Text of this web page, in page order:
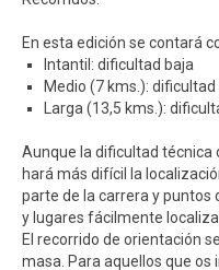
En esta edición se contará
Intantil: dificultad baja
Medio (7 kms.):
Larga (13,5 kms.):
Aunque la dificultad técnica
hará más difícil la
parte de la carrera y puntos
y lugares fácilmente
El recorrido de orientación
masa. Para aquellos que os